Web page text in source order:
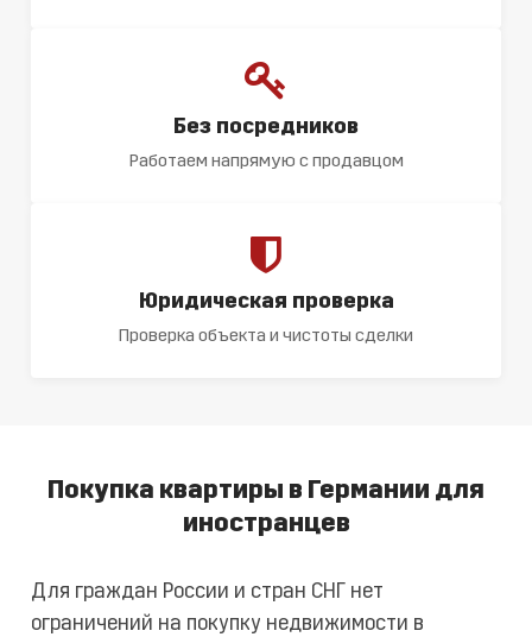
Без посредников
Работаем напрямую с продавцом
Юридическая проверка
Проверка объекта и чистоты сделки
Покупка квартиры в Германии для
иностранцев
Для граждан России и стран СНГ нет
ограничений на покупку недвижимости в